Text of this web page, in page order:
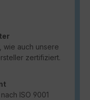
wie auch unsere
zertifiziert.
ISO 9001